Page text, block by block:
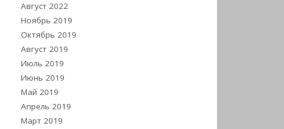
Август 2022
Ноябрь 2019
Октябрь 2019
Август 2019
Июль 2019
Июнь 2019
Май 2019
Апрель 2019
Март 2019